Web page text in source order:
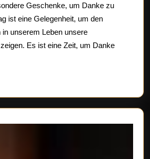
Zeigen
Sie
Ihrer
Geschenke, um Danke zu
ist eine Gelegenheit, um den
unserem Leben unsere
Es ist eine Zeit, um Danke